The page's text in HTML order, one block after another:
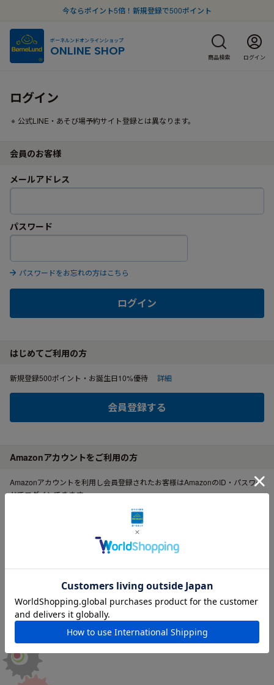
今ならポイント5倍！新規登録で500ポイント
ボーネルンドオンラインショップ
ONLINE SHOP 商品検索 ログイン
ログイン
公式LINE・あそび場予約サイト登録とは異なります。
会員のお客様
メールアドレス
パスワード
パスワードをお忘れの方はこちら
ログイン
はじめてご利用の方
新規登録500ポイント・お誕生日10%優待 詳細
会員登録する
Amazonアカウントをご利用の方
Amazonアカウントを利用し会員登録されたお客様はAmazonのID・パスワー
ドでログインできます。